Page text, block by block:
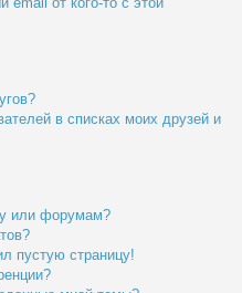
в списках моих друзей и
или форумам?
пустую страницу!